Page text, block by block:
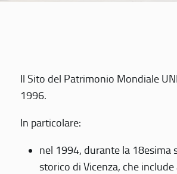
Il Sito del Patrimonio Mondiale
1996.
In particolare:
nel 1994, durante la 18esima
storico di Vicenza, che